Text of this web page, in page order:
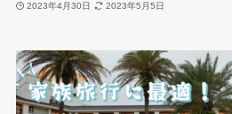
2023年4月30日 2023年5月5日